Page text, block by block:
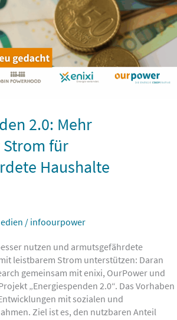
2.0: Mehr
für
Haushalte
/ infoourpower
nutzen und armutsgefährdete
leistbarem Strom unterstützen: Daran
gemeinsam mit enixi, OurPower und
„Energiespenden 2.0“. Das Vorhaben
mit sozialen und
Ziel ist es, den nutzbaren Anteil